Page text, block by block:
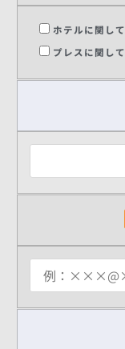
ホテルに関して
プレスに関して